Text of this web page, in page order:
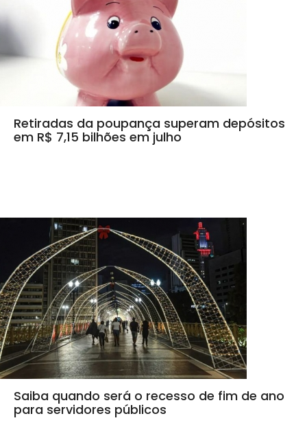
Retiradas da poupança superam depósitos
em R$ 7,15 bilhões em julho
Saiba quando será o recesso de fim de ano
para servidores públicos